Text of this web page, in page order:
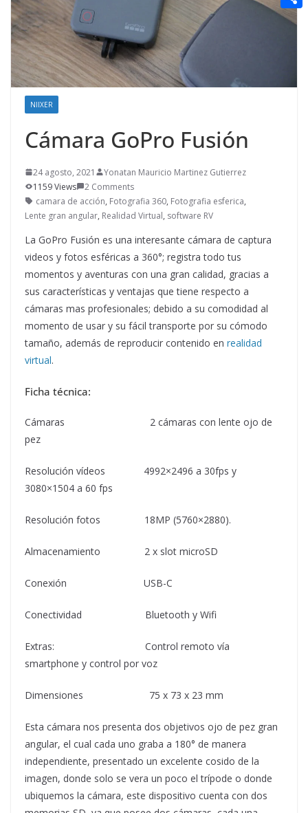
NIIXER
Cámara GoPro Fusión
24 agosto, 2021
Yonatan Mauricio Martinez Gutierrez
1159 Views
2 Comments
camara de acción, Fotografia 360, Fotografia esferica,
Lente gran angular, Realidad Virtual, software RV
La GoPro Fusión es una interesante cámara de captura
videos y fotos esféricas a 360°; registra todo tus
momentos y aventuras con una gran calidad, gracias a
sus características y ventajas que tiene respecto a
cámaras mas profesionales; debido a su comodidad al
momento de usar y su fácil transporte por su cómodo
tamaño, además de reproducir contenido en realidad
virtual.
Ficha técnica:
Cámaras 2 cámaras con lente ojo de
pez
Resolución vídeos 4992×2496 a 30fps y
3080×1504 a 60 fps
Resolución fotos 18MP (5760×2880).
Almacenamiento 2 x slot microSD
Conexión USB-C
Conectividad Bluetooth y Wifi
Extras: Control remoto vía
smartphone y control por voz
Dimensiones 75 x 73 x 23 mm
Esta cámara nos presenta dos objetivos ojo de pez gran
angular, el cual cada uno graba a 180° de manera
independiente, presentado un excelente cosido de la
imagen, donde solo se vera un poco el trípode o donde
ubiquemos la cámara, este dispositivo cuenta con dos
n
g
e
s
a
e
C
p